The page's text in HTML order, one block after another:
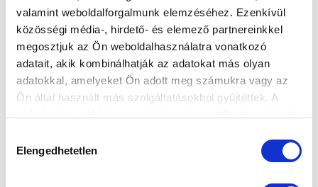
valamint weboldalforgalmunk elemzéséhez. Ezenkívül
közösségi média-, hirdető- és elemező partnereinkkel
megosztjuk az Ön weboldalhasználatra vonatkozó
adatait, akik kombinálhatják az adatokat más olyan
adatokkal, amelyeket Ön adott meg számukra vagy az
Ön által használt más szolgáltatásokból gyűjtöttek. A
kiválasztása
Elengedhetetlen
Elfogadom az Adatvédelmi tájékoztatót!